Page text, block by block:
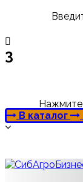
3
Нажмите
В каталог